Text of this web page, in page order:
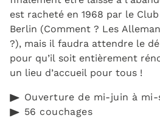
est racheté en 1968 par le
Berlin (Comment ? Les
?), mais il faudra attendre le
pour qu’il soit entièrement
un lieu d’accueil pour tous !
Ouverture de mi-juin à
56 couchages